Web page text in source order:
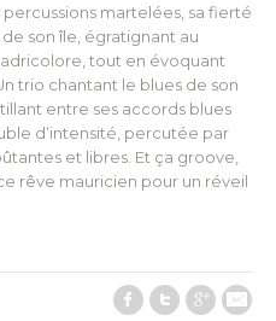
martelées, sa fierté
son île, égratignant au
tout en évoquant
trio chantant le blues de son
entre ses accords blues
d’intensité, percutée par
et libres. Et ça groove,
rêve mauricien pour un réveil
Facebook
Twitter